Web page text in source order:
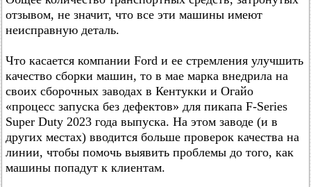
отзывом, не значит, что все эти машины имеют
неисправную деталь.
Что касается компании Ford и ее стремления улучшить
качество сборки машин, то в мае марка внедрила на
своих сборочных заводах в Кентукки и Огайо
«процесс запуска без дефектов» для пикапа F-Series
Super Duty 2023 года выпуска. На этом заводе (и в
других местах) вводится больше проверок качества на
линии, чтобы помочь выявить проблемы до того, как
машины попадут к клиентам.